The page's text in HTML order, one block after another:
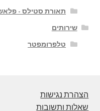
תאורת סטילס -
שירותים
טלפרומפטר
הצהרת נגישות
שאלות ותשובות